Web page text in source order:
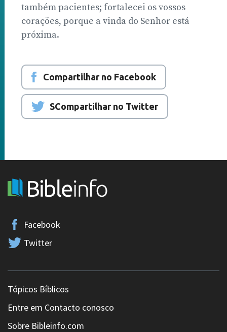
também pacientes; fortalecei os vossos
corações, porque a vinda do Senhor está
próxima.
Compartilhar no Facebook
SCompartilhar no Twitter
Facebook
Twitter
Tópicos Bíblicos
Entre em Contacto conosco
Sobre Bibleinfo.com